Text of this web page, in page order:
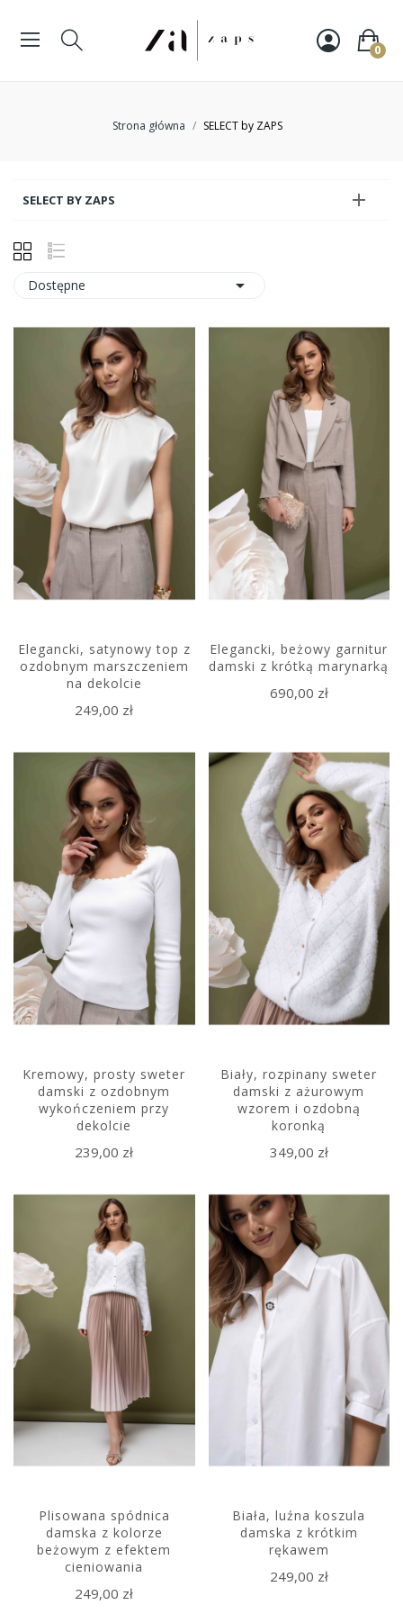
0
Strona główna SELECT by ZAPS
SELECT BY ZAPS 
Dostępne 
Elegancki, satynowy top z
ozdobnym marszczeniem
na dekolcie
249,00 zł
Elegancki, beżowy garnitur
damski z krótką marynarką
690,00 zł
Kremowy, prosty sweter
damski z ozdobnym
wykończeniem przy
dekolcie
239,00 zł
Biały, rozpinany sweter
damski z ażurowym
wzorem i ozdobną
koronką
349,00 zł
Plisowana spódnica
damska z kolorze
beżowym z efektem
cieniowania
249,00 zł
Biała, luźna koszula
damska z krótkim
rękawem
249,00 zł